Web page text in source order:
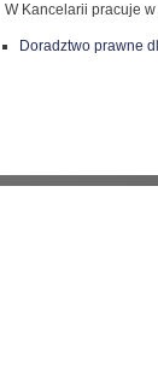
W Kancelarii pracuje
Doradztwo prawne